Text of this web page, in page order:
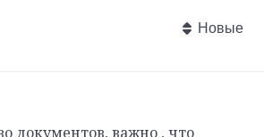
Новые
документов, важно , что